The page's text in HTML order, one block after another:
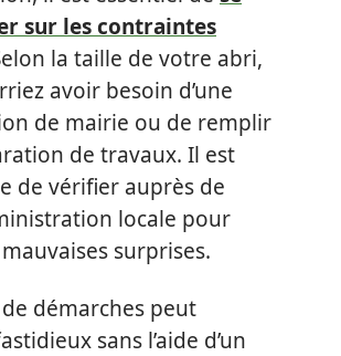
sur les contraintes
la taille de votre abri,
avoir besoin d’une
de mairie ou de remplir
de travaux. Il est
de vérifier auprès de
locale pour
surprises.
démarches peut
sans l’aide d’un